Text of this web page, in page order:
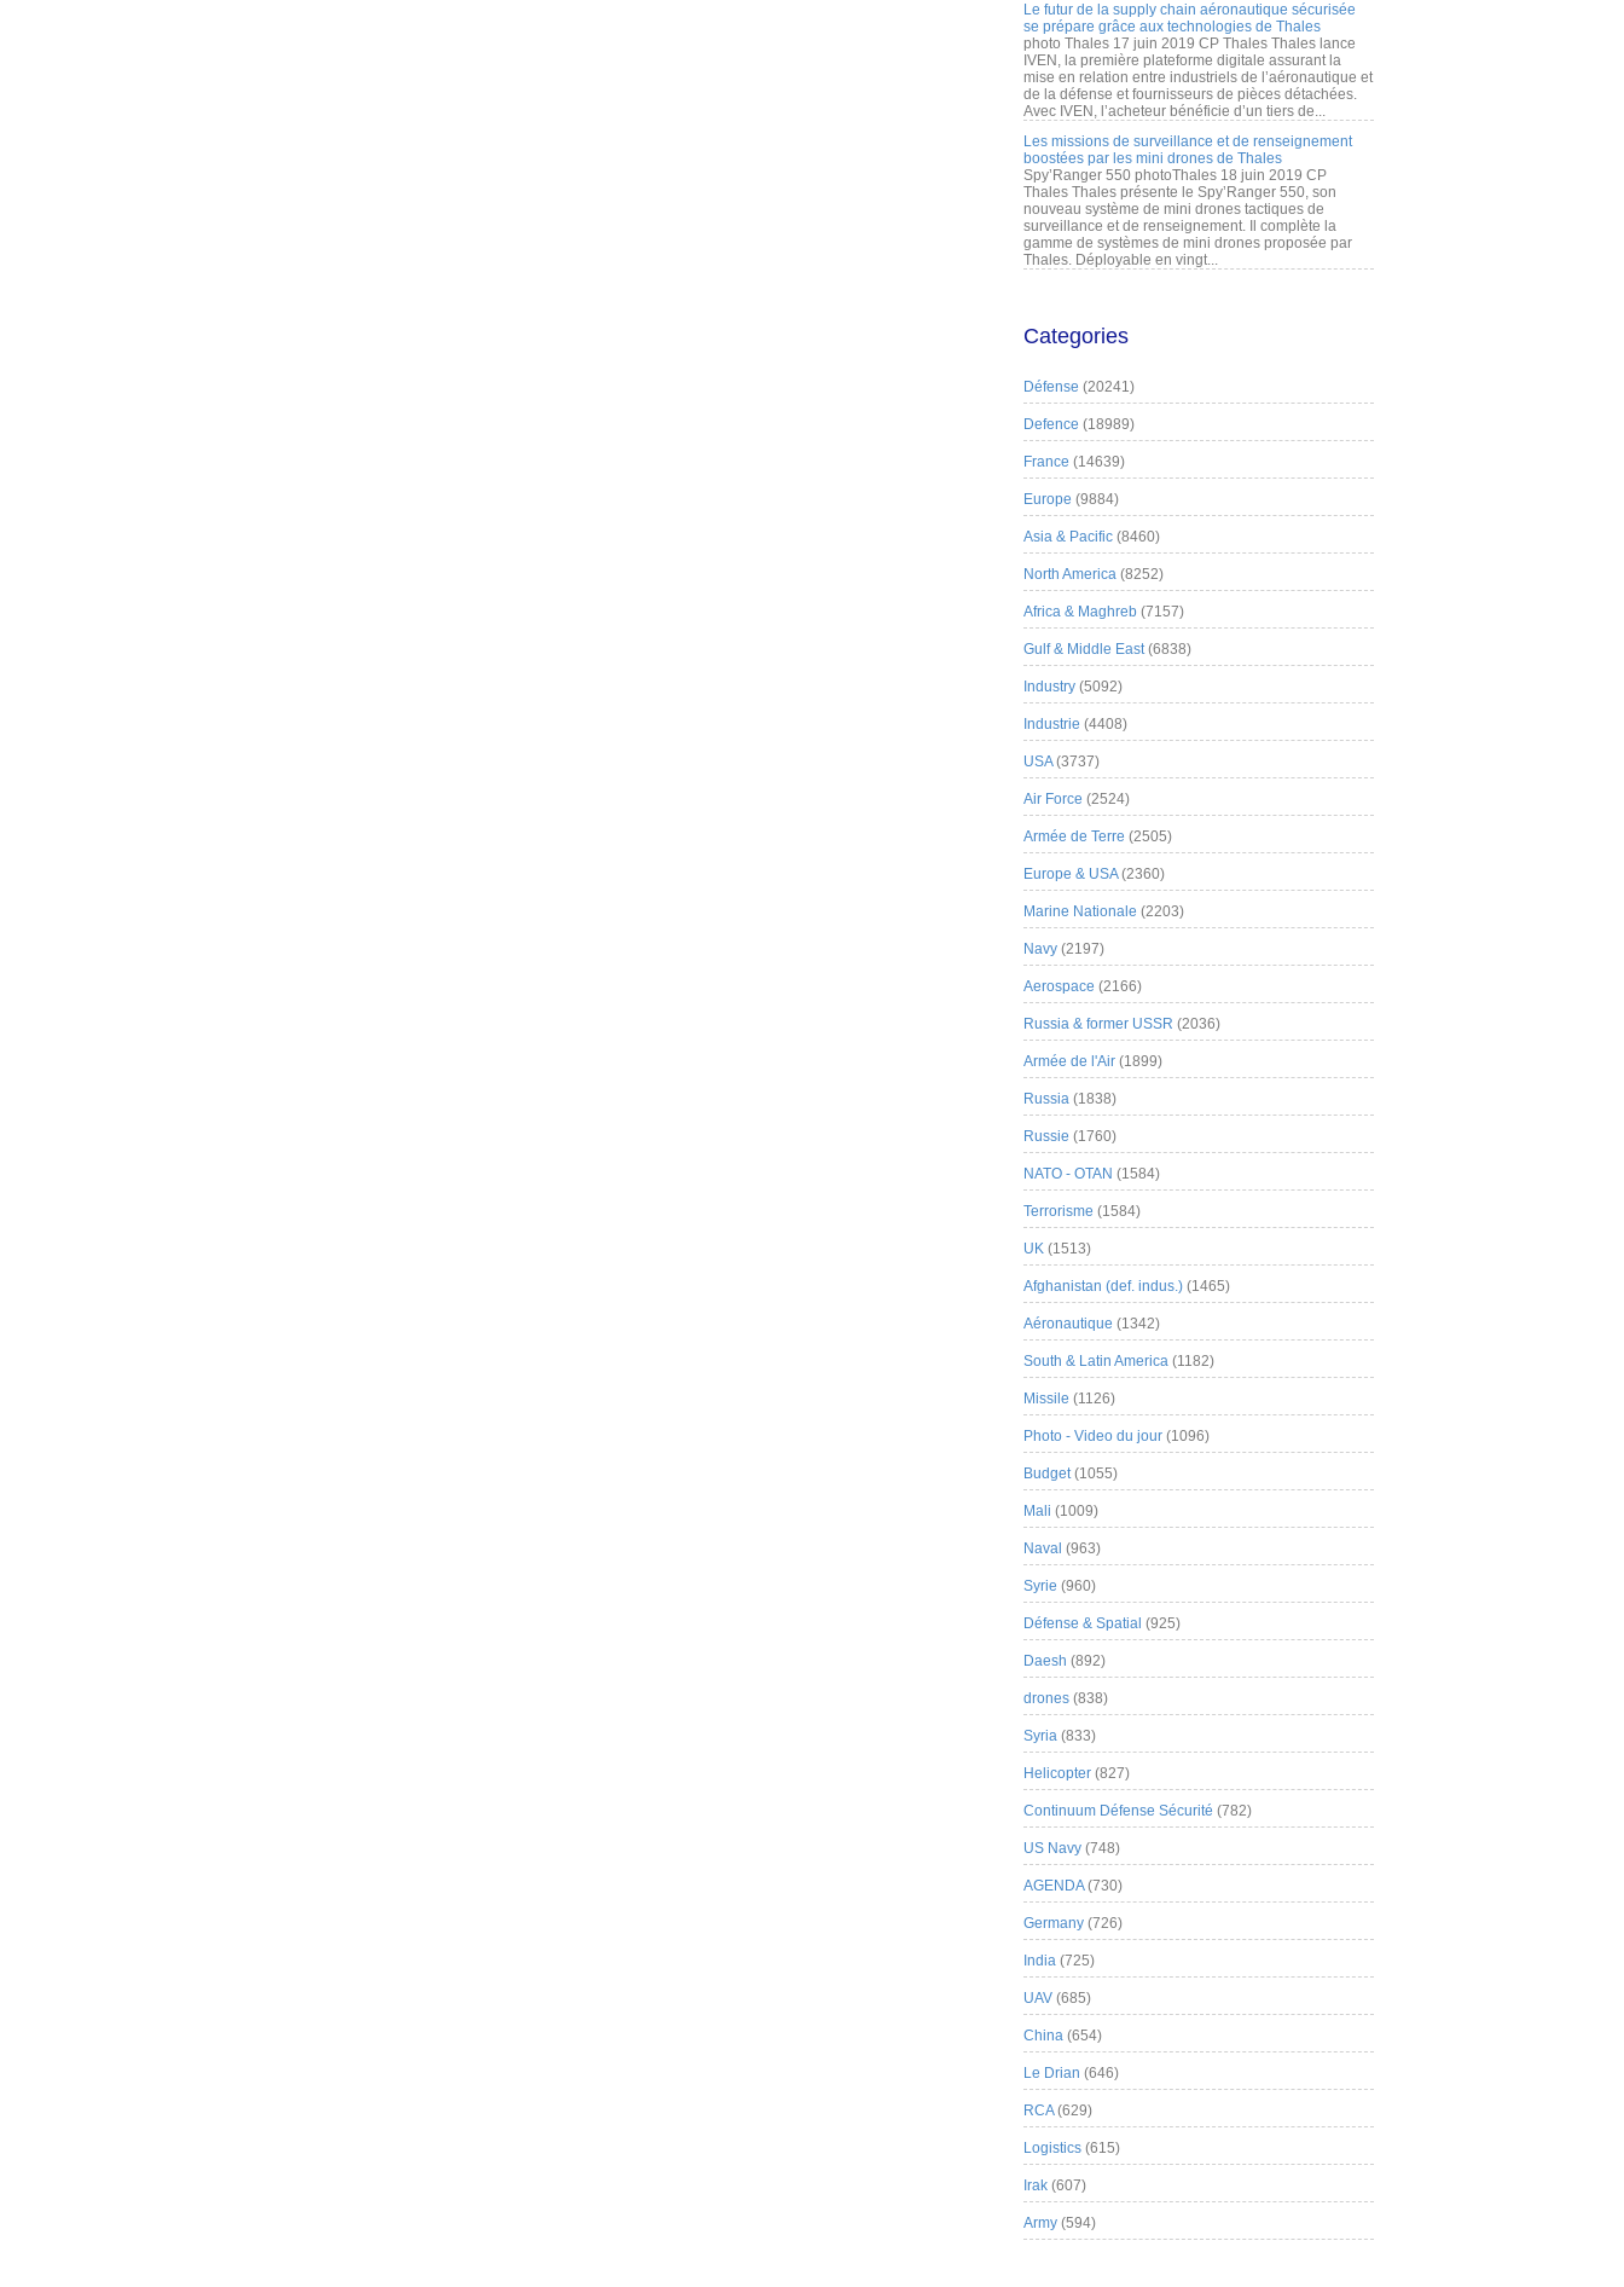
Le futur de la supply chain aéronautique sécurisée
se prépare grâce aux technologies de Thales
photo Thales 17 juin 2019 CP Thales Thales lance
IVEN, la première plateforme digitale assurant la
mise en relation entre industriels de l’aéronautique et
de la défense et fournisseurs de pièces détachées.
Avec IVEN, l’acheteur bénéficie d’un tiers de...
Les missions de surveillance et de renseignement
boostées par les mini drones de Thales
Spy’Ranger 550 photoThales 18 juin 2019 CP
Thales Thales présente le Spy’Ranger 550, son
nouveau système de mini drones tactiques de
surveillance et de renseignement. Il complète la
gamme de systèmes de mini drones proposée par
Thales. Déployable en vingt...
Categories
Défense (20241)
Defence (18989)
France (14639)
Europe (9884)
Asia & Pacific (8460)
North America (8252)
Africa & Maghreb (7157)
Gulf & Middle East(6838)
Industry (5092)
Industrie (4408)
USA(3737)
Air Force (2524)
Armée de Terre (2505)
Europe & USA(2360)
Marine Nationale (2203)
Navy (2197)
Aerospace (2166)
Russia & former USSR (2036)
Armée de l'Air (1899)
Russia (1838)
Russie (1760)
NATO - OTAN (1584)
Terrorisme (1584)
UK (1513)
Afghanistan (def. indus.) (1465)
Aéronautique (1342)
South & Latin America (1182)
Missile (1126)
Photo - Video du jour (1096)
Budget(1055)
Mali (1009)
Naval (963)
Syrie (960)
Défense & Spatial (925)
Daesh (892)
drones (838)
Syria (833)
Helicopter (827)
Continuum Défense Sécurité (782)
US Navy (748)
AGENDA(730)
Germany (726)
India (725)
UAV (685)
China (654)
Le Drian (646)
RCA(629)
Logistics (615)
Irak (607)
Army (594)